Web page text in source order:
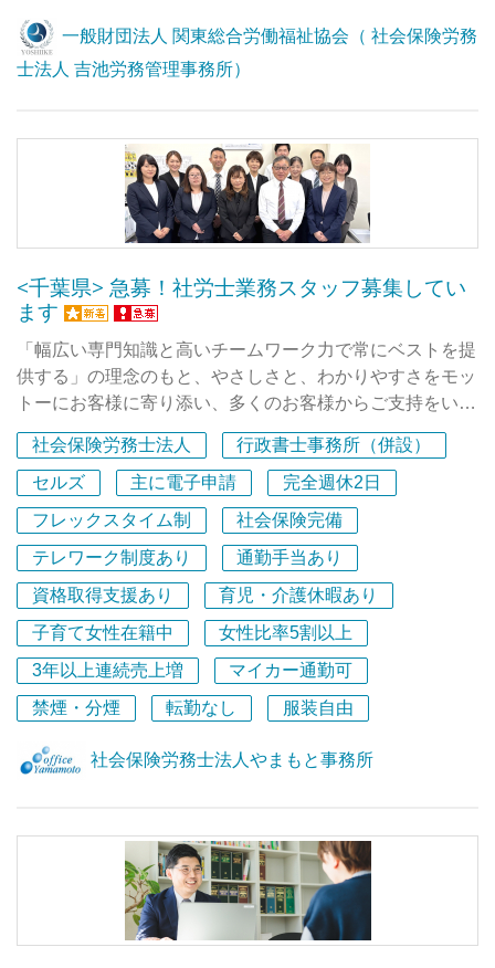
４.感謝と感動 ＝ １２０％の顧客満足、そして
感謝と感動を目指す
・自らがチャンスを創り出し、チャンスを糧に自らを成長
・貪欲に広く深く研究し高い専門性を身につけよう！
・常に「素直・謙虚・感謝」の気持ちをもって行動しよ
う！
れた後は、ライフスタイルに合わせた柔軟な働き方を実現
できます。
定型的な一部の業務においてRPAの活用・自動化を進めて
おり、業務の効率化と精度向上を図っています。ITツール
やRPAをうまく活用しながら、人間だからこそ提供できる
「AIを超える高度な専門知識」の習得・発揮に集中できる
環境を目指しています。
・【健康経営「銀の認定」取得済み！】働くスタッフの健
当事務所は健康経営「銀の認定」を取得済みです。食生活
の見直し研修をはじめ、玄米茶の常備や15時からの軽い体
操時間など、労働時間の中で自然と健康を意識できる取り
組みを実践しています。
**先輩従業員からの声**
当事務所は、「まずはやってみる」という前向きな姿勢を
大切にし、挑戦する社員を積極的に後押ししています。意
欲と行動次第で、未経験からでも多様な経験や実績を積む
ことが可能な環境です。困難に直面した際にも、チーム全
体で課題解決に取り組む文化が根付いており、社員一人ひ
とりが安心して業務に取り組める体制が整っています。
また、代表は社員の可能性を信じ、主体的なキャリア形成
を支援しています。自身の目指す姿が明確であれば、他で
私たち「チームKOKORO」の一員として、ともに成長
人事労務の法律相談（紛争予防支援・紛争解決支援）など
のリーガルサービス、➁人事評価制度や賃金制度の構築・
修サービス、の3分野でお客様から高い評価をいただいて
■埼玉浦和に本社、立川に東京オフィスがあります。仕事
に慣れてきたら、その日の業務内容や気分に応じて、今日
は埼玉、明日は東京、時差出勤やテレワークなど柔軟な働
一般財団法人 関東総合労働福祉協会（ 社会保険労務
士法人 吉池労務管理事務所）
<千葉県> 急募！社労士業務スタッフ募集してい
ます
「幅広い専門知識と高いチームワーク力で常にベストを提
供する」の理念のもと、やさしさと、わかりやすさをモッ
トーにお客様に寄り添い、多くのお客様からご支持をいた
だき開業30年を迎えました。
社会保険、労働保険の手続きや就業規則の作成、労務相談
などの社会保険労務士の業務と各種許認可申請などの行政
書士業務、その他給与計算や会計業務などお客様のニーズ
に応え総合的にお客様をサポートしています。
今回は、正職員２名を募集しております。
社会保険労務士有資格者、社会保険労務士試験勉強中の
方、社会保険労務士事務所勤務経験のある方歓迎いたしま
す。
最初は手続き業務から、その後習熟具合によりステップア
ップすることができます。
幣事務所は、お客様と対面での対応を大事にしております
ので、顧問先への訪問もあります。
現在、幅広い年代の職員が柔軟な働き方をしており、子育
社会保険労務士法人
行政書士事務所（併設）
セルズ
主に電子申請
完全週休2日
フレックスタイム制
社会保険完備
テレワーク制度あり
通勤手当あり
資格取得支援あり
育児・介護休暇あり
子育て女性在籍中
女性比率5割以上
3年以上連続売上増
マイカー通勤可
禁煙・分煙
転勤なし 服装自由
社会保険労務士法人やまもと事務所